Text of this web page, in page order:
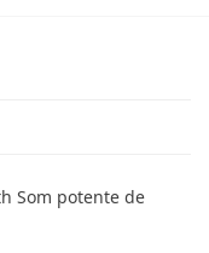
Som potente de